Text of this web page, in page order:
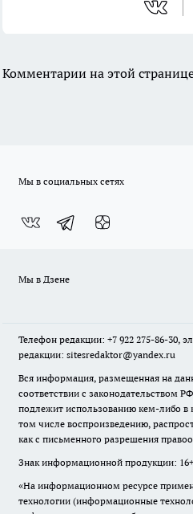
Комментарии на этой
Мы в социальных сетях
Мы в Дзене
Телефон редакции: +7 922 275-86-30,
редакции: sitesredaktor@yandex.ru
Вся информация, размещенная на
соответствии с законодательством
подлежит использованию кем-либо
том числе воспроизведению,
как с письменного разрешения
Знак информационной продукции:
«На информационном ресурсе
технологии (информационные